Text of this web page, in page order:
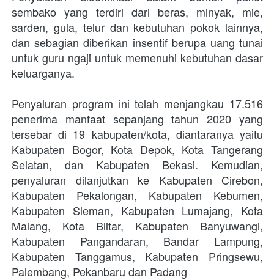
sembako yang terdiri dari beras, minyak, mie,
sarden, gula, telur dan kebutuhan pokok lainnya,
dan sebagian diberikan insentif berupa uang tunai
untuk guru ngaji untuk memenuhi kebutuhan dasar
keluarganya.
Penyaluran program ini telah menjangkau 17.516
penerima manfaat sepanjang tahun 2020 yang
tersebar di 19 kabupaten/kota, diantaranya yaitu
Kabupaten Bogor, Kota Depok, Kota Tangerang
Selatan, dan Kabupaten Bekasi. Kemudian,
penyaluran dilanjutkan ke Kabupaten Cirebon,
Kabupaten Pekalongan, Kabupaten Kebumen,
Kabupaten Sleman, Kabupaten Lumajang, Kota
Malang, Kota Blitar, Kabupaten Banyuwangi,
Kabupaten Pangandaran, Bandar Lampung,
Kabupaten Tanggamus, Kabupaten Pringsewu,
Palembang, Pekanbaru dan Padang